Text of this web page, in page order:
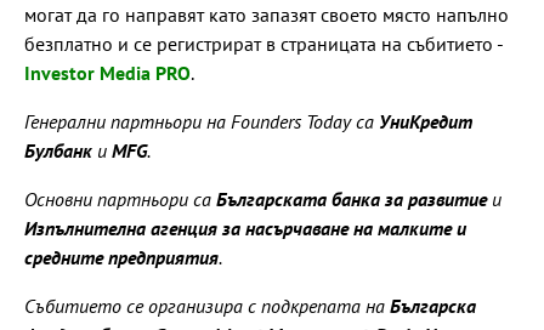
могат да го направят като запазят своето място напълно
безплатно и се регистрират в страницата на събитието -
Investor Media PRO.
Генерални партньори на Founders Today са УниКредит
Булбанк и MFG.
Основни партньори са Българската банка за развитиеи
Изпълнителна агенция за насърчаване на малките и
средните предприятия.
Събитието се организира с подкрепата на Българска